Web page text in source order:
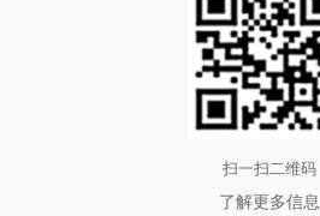
扫一扫二维码
了解更多信息